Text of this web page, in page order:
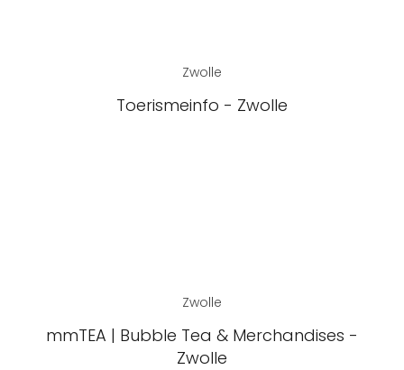
Zwolle
Toerismeinfo - Zwolle
Zwolle
mmTEA | Bubble Tea & Merchandises -
Zwolle